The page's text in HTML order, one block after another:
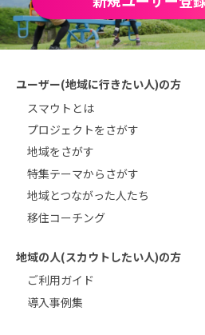
ユーザー(地域に行きたい人)の方
スマウトとは
プロジェクトをさがす
地域をさがす
特集テーマからさがす
地域とつながった人たち
移住コーチング
地域の人(スカウトしたい人)の方
ご利用ガイド
導入事例集